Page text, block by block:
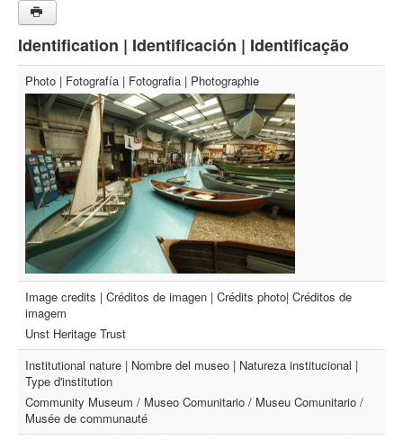
Identification | Identificación | Identificação
Photo | Fotografía | Fotografia | Photographie
Image credits | Créditos de imagen | Crédits photo| Créditos de
imagem
Unst Heritage Trust
Institutional nature | Nombre del museo | Natureza institucional |
Type d'institution
Community Museum / Museo Comunitario / Museu Comunitario /
Musée de communauté